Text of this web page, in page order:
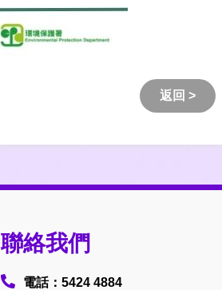
返回 >
聯絡我們
電話：5424 4884